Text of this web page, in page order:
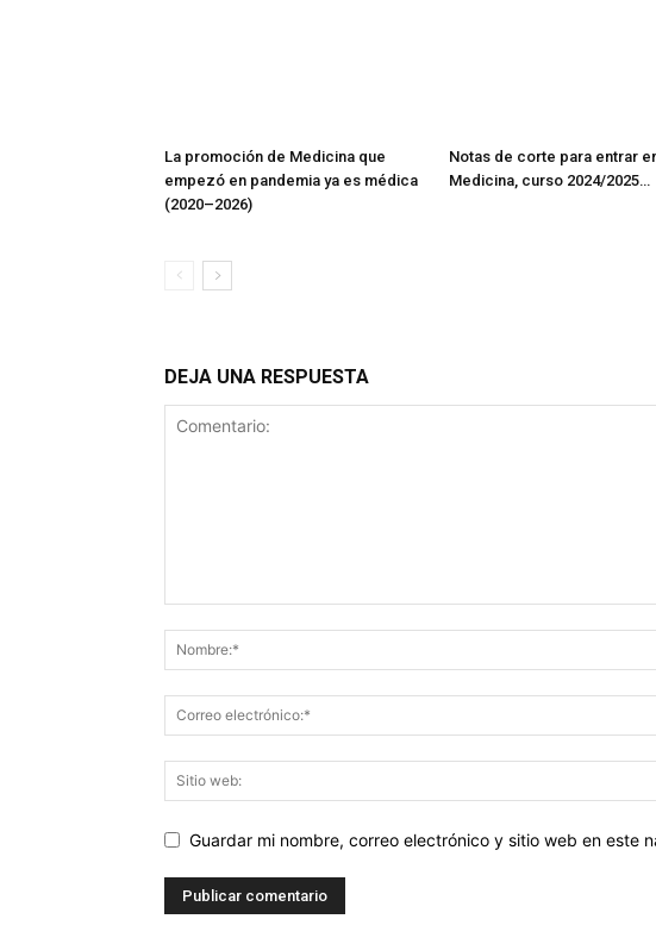
La promoción de Medicina que
empezó en pandemia ya es médica
(2020–2026)
Notas de corte para entrar
Medicina, curso 2024/2025…
DEJA UNA RESPUESTA
Guardar mi nombre, correo electrónico y sitio web en este